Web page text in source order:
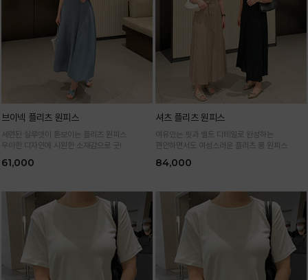
브이넥 플리츠 원피스
세련된 실루엣이 돋보이는 플리츠 원피스
우아한 디자인에 시원한 소재감으로 굿!
61,000
셔츠 플리츠 원피스
여유있는 핏과 벨트 디테일로 완성하는
편안하면서도 여성스러운 플리츠 롱 원피스
84,000